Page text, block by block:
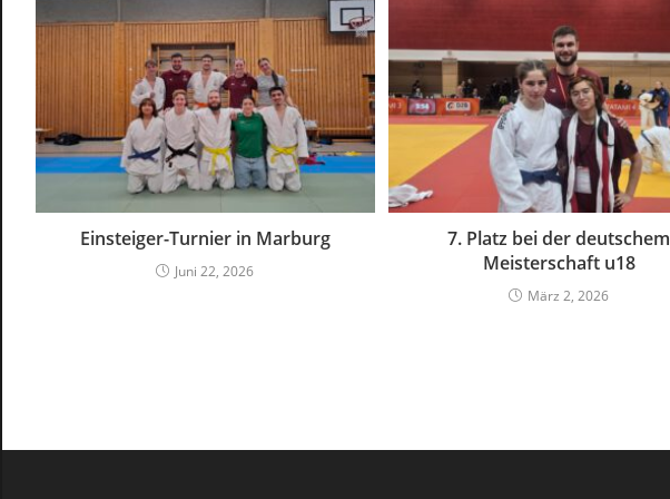
Einsteiger-Turnier in Marburg
Juni 22, 2026
7. Platz bei der deutschem
Meisterschaft u18
März 2, 2026